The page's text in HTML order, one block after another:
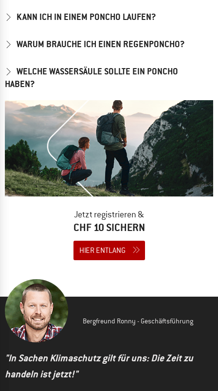
KANN ICH IN EINEM PONCHO LAUFEN?
WARUM BRAUCHE ICH EINEN REGENPONCHO?
WELCHE WASSERSÄULE SOLLTE EIN PONCHO
HABEN?
Jetzt registrieren &
CHF 10 SICHERN
HIER ENTLANG
Bergfreund Ronny - Geschäftsführung
"In Sachen Klimaschutz gilt für uns: Die Zeit zu
handeln ist jetzt!"